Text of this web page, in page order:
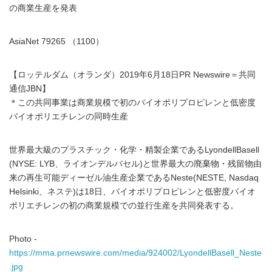
の商業生産を発表
AsiaNet 79265 （1100）
【ロッテルダム（オランダ）2019年6月18日PR Newswire＝共同
通信JBN】
＊この共同事業は商業規模で初のバイオポリプロピレンと低密度
バイオポリエチレンの同時生産
世界最大級のプラスチック・化学・精製企業であるLyondellBasell
(NYSE: LYB、ライオンデルバセル)と世界最大の廃棄物・残留物由
来の再生可能ディーゼル油生産企業であるNeste(NESTE, Nasdaq
Helsinki、ネステ)は18日、バイオポリプロピレンと低密度バイオ
ポリエチレンの初の商業規模での並行生産を共同発表する。
Photo -
https://mma.prnewswire.com/media/924002/LyondellBasell_Neste
.jpg